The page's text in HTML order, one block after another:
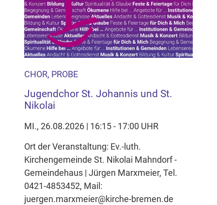
CHOR, PROBE
Jugendchor St. Johannis und St.
Nikolai
MI., 26.08.2026 | 16:15 - 17:00 UHR
Ort der Veranstaltung: Ev.-luth.
Kirchengemeinde St. Nikolai Mahndorf -
Gemeindehaus | Jürgen Marxmeier, Tel.
0421-4853452, Mail:
juergen.marxmeier@kirche-bremen.de